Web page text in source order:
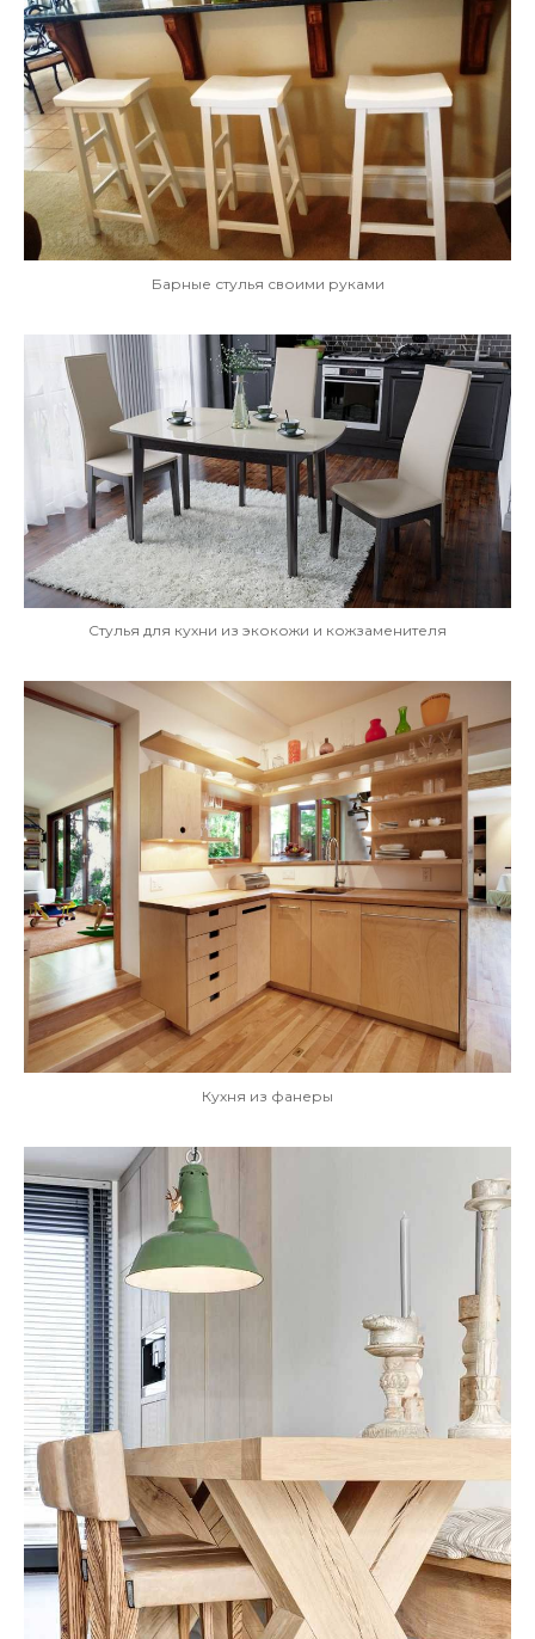
Барные стулья своими руками
Стулья для кухни из экокожи и кожзаменителя
Кухня из фанеры